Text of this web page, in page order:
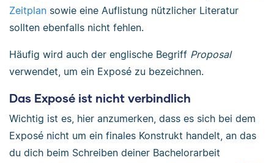
Zeitplan sowie eine Auflistung nützlicher Literatur
sollten ebenfalls nicht fehlen.
Häufig wird auch der englische Begriff Proposal
verwendet, um ein Exposé zu bezeichnen.
Das Exposé ist nicht verbindlich
Wichtig ist es, hier anzumerken, dass es sich bei dem
Exposé nicht um ein finales Konstrukt handelt, an das
du dich beim Schreiben deiner Bachelorarbeit